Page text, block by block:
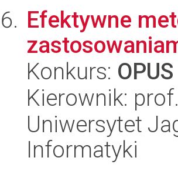
Efektywne
Konkurs:
Kierownik:
Uniwersytet
Informatyki